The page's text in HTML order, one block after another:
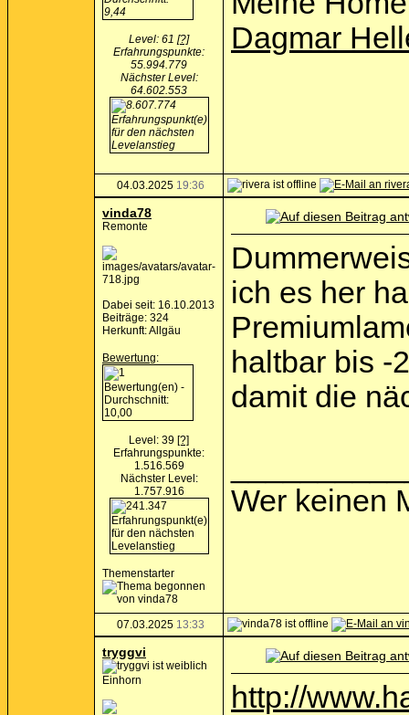
Level: 61 [?]
Erfahrungspunkte:
55.994.779
Nächster Level:
64.602.553
Dagmar
04.03.2025 19:36
vinda78
Remonte
Dabei seit: 16.10.2013
Beiträge: 324
Herkunft: Allgäu
Bewertung:
Level: 39 [?]
Erfahrungspunkte:
1.516.569
Nächster Level:
1.757.916
Themenstarter
ich es her
haltbar bis -
damit die
Wer keinen
07.03.2025 13:33
tryggvi
Einhorn http://